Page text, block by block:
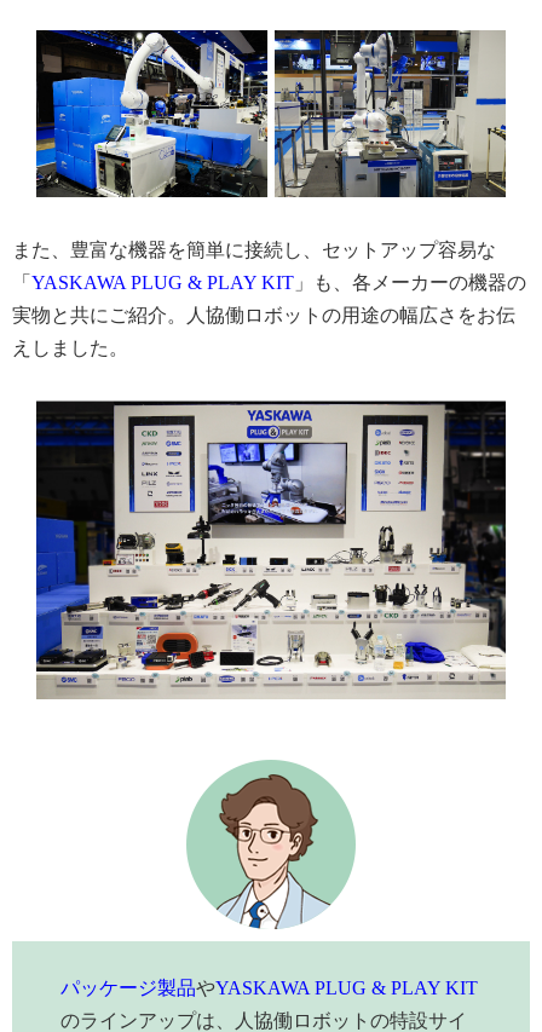
また、豊富な機器を簡単に接続し、セットアップ容易な
「 YASKAWA PLUG & PLAY KIT 」も、各メーカーの機器の
実物と共にご紹介。人協働ロボットの用途の幅広さをお伝
えしました。
パッケージ製品やYASKAWA PLUG & PLAY KIT
のラインアップは、人協働ロボットの特設サイ